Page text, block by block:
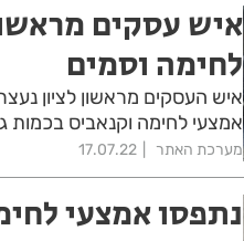
איש עסקים
לחימה וסמים
איש העסקים מראשון לציון
אמצעי לחימה וקנאביס בכמות
מערכת האתר 17.07.22
נתפסו אמצעי